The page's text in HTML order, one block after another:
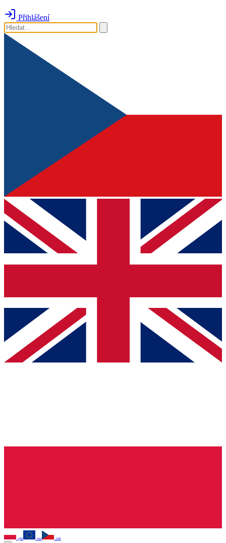
Přihlášení
pln eur czk